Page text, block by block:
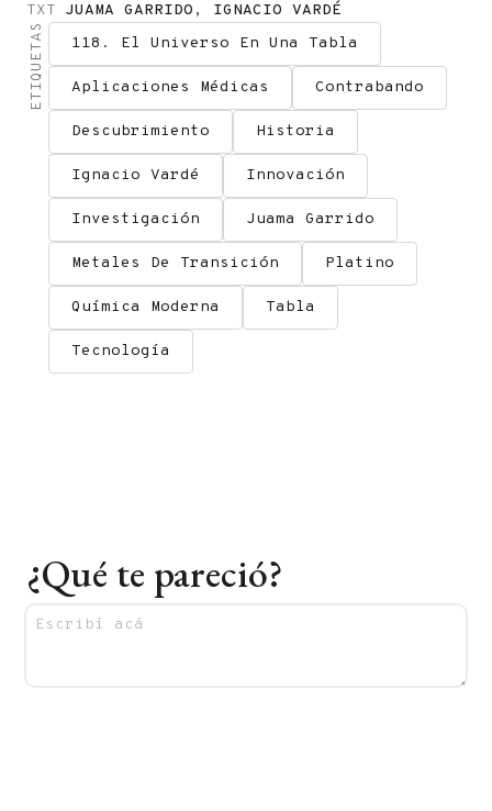
TXT JUAMA GARRIDO , IGNACIO VARDÉ
ETIQUETAS 118. El Universo En Una Tabla
Aplicaciones Médicas Contrabando
Descubrimiento Historia
Ignacio Vardé Innovación
Investigación Juama Garrido
Metales De Transición Platino
Química Moderna Tabla
Tecnología
¿Qué te pareció?